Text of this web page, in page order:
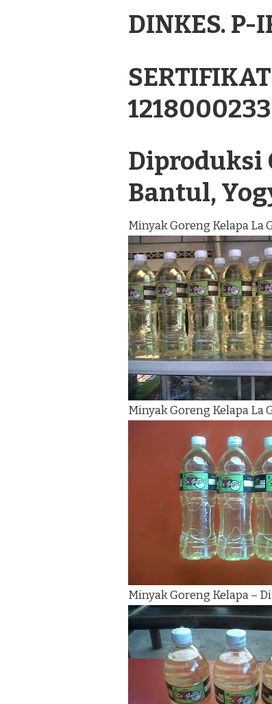
DINKES. P-
Diproduksi
Bantul,
Minyak Goreng Kelapa La
Minyak Goreng Kelapa La
Minyak Goreng Kelapa –